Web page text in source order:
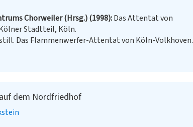
Chorweiler (Hrsg.) (1998) Das Attentat von
Stadtteil, Köln.
Das Flammenwerfer-Attentat von Köln-Volkhoven.
dem Nordfriedhof